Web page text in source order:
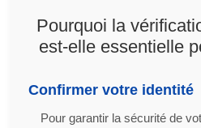
Pourquoi la
est-elle essentielle
Confirmer votre identité
Pour garantir la sécurité de